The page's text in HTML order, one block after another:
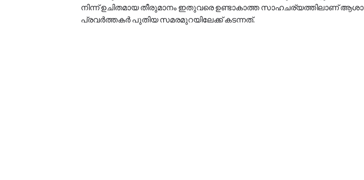
നിന്ന് ഉചിതമായ തീരുമാനം ഇതുവരെ ഉണ്ടാകാത്ത സാഹചര്യത്തിലാണ് ആശാ
പ്രവർത്തകർ പുതിയ സമരമുറയിലേക്ക് കടന്നത്.